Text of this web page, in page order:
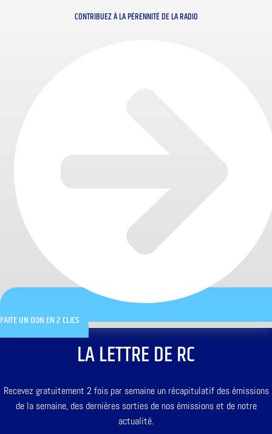
CONTRIBUEZ À LA PÉRENNITÉ DE LA RADIO
FAITE UN DON EN 2 CLICS
LA LETTRE DE RC
Recevez gratuitement 2 fois par semaine un récapitulatif des émissions
de la semaine, des dernières sorties de nos émissions et de notre
actualité.